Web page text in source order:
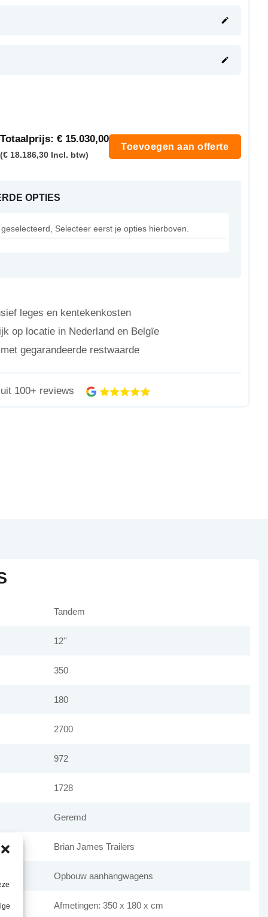
Totaalprijs: € 15.030,00
(€ 18.186,30 Incl. btw)
Toevoegen aan offerte
OPTIES
Selecteer eerst je opties hierboven.
leges en kentekenkosten
op locatie in Nederland en Belgïe
gegarandeerde restwaarde
100+ reviews
Tandem
12''
350
180
2700
972
1728
Geremd
Brian James Trailers
Opbouw aanhangwagens
Afmetingen: 350 x 180 x cm